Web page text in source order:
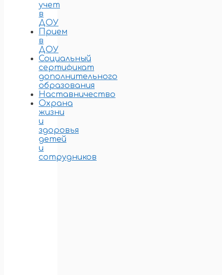
учет
в
ДОУ
Прием
в
ДОУ
Социальный
сертификат
дополнительного
образования
Наставничество
Охрана
жизни
и
здоровья
детей
и
сотрудников